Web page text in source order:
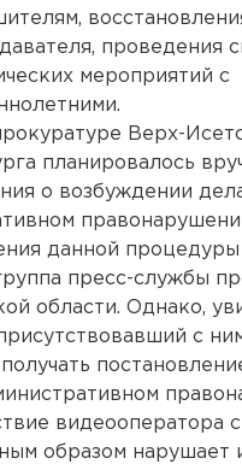
проведения
мероприятий с
Верх-
планировалось
о возбуждении
данной
пресс-службы
области. Однако,
с
видеооператора
образом нарушает